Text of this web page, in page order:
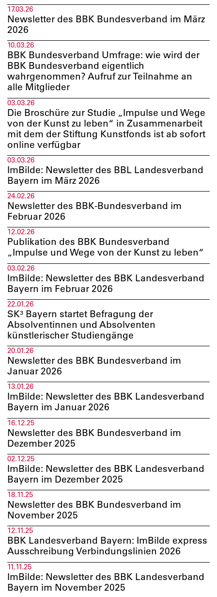
17.03.26
Newsletter des BBK Bundesverband im März
2026
10.03.26
BBK Bundesverband Umfrage: wie wird der
BBK Bundesverband eigentlich
wahrgenommen? Aufruf zur Teilnahme an
alle Mitglieder
03.03.26
Die Broschüre zur Studie „Impulse und Wege
von der Kunst zu leben“ in Zusammenarbeit
mit dem der Stiftung Kunstfonds ist ab sofort
online verfügbar
03.03.26
ImBilde: Newsletter des BBL Landesverband
Bayern im März 2026
24.02.26
Newsletter des BBK-Bundesverband im
Februar 2026
12.02.26
Publikation des BBK Bundesverband
„Impulse und Wege von der Kunst zu leben“
03.02.26
ImBilde: Newsletter des BBK Landesverband
Bayern im Februar 2026
22.01.26
SK³ Bayern startet Befragung der
Absolventinnen und Absolventen
künstlerischer Studiengänge
20.01.26
Newsletter des BBK Bundesverband im
Januar 2026
13.01.26
ImBilde: Newsletter des BBK Landesverband
Bayern im Januar 2026
16.12.25
Newsletter des BBK Bundesverband im
Dezember 2025
02.12.25
ImBilde: Newsletter des BBK Landesverband
Bayern im Dezember 2025
18.11.25
Newsletter des BBK Bundesverband im
November 2025­
12.11.25
BBK Landesverband Bayern: ImBilde express
Ausschreibung Verbindungslinien 2026
11.11.25
ImBilde: Newsletter des BBK Landesverband
Bayern im November 2025